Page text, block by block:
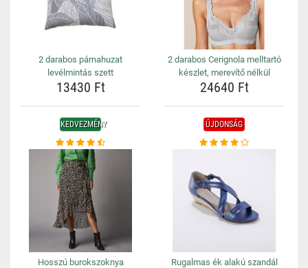
2 darabos párnahuzat
levélmintás szett
13430 Ft
2 darabos Cerignola melltartó
készlet, merevítő nélkül
24640 Ft
KEDVEZMÉNY
Hosszú burokszoknya
ÚJDONSÁG
Rugalmas ék alakú szandál